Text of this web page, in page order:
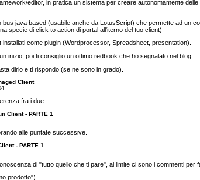
editor, in pratica un sistema per creare autonomamente
java based (usabile anche da LotusScript) che permette ad un
specie di click to action di portal all'iterno del tuo client)
come plugin (Wordprocessor, Spreadsheet, presentation).
inizio, poi ti consiglio un ottimo redbook che ho segnalato nel blog.
dirlo e ti rispondo (se ne sono in grado).
Client
fra i due...
Client - PARTE 1
alle puntate successive.
- PARTE 1
di "tutto quello che ti pare", al limite ci sono i commenti per
prodotto")